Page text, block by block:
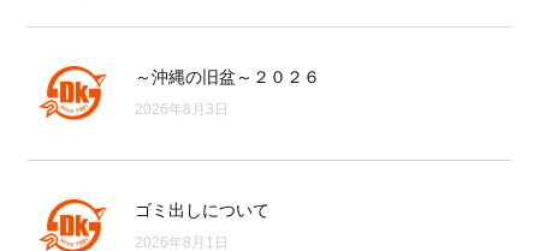
～沖縄の旧盆～２０２６
2026年8月3日
ゴミ出しについて
2026年8月1日